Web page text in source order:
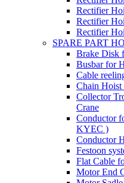
Rectifier
Rectifier
Rectifier
SPARE PART
Brake Disk
Busbar for
Cable
Chain Hoist
Collector
Crane
Conductor
KYEC )
Conductor
Festoon
Flat Cable
Motor End